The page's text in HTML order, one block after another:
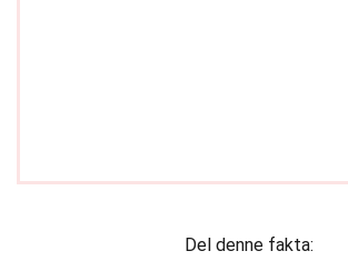
Del denne fakta: